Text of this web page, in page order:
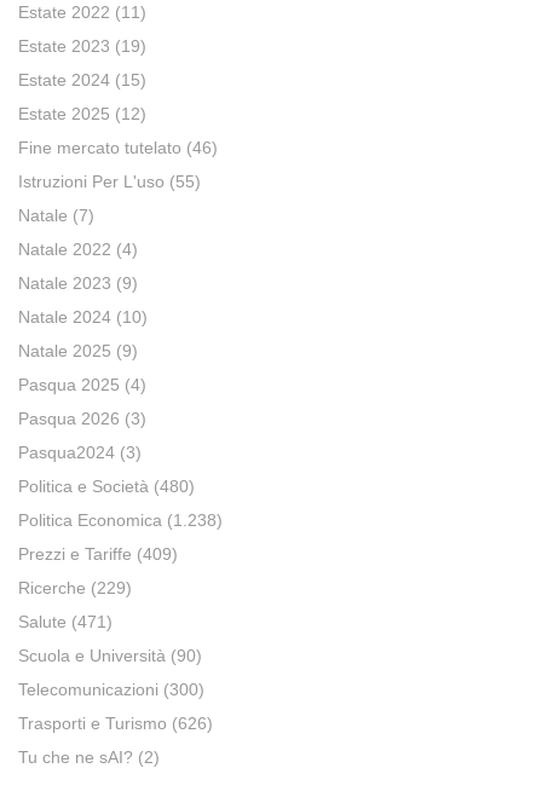
Estate 2022 (11)
Estate 2023 (19)
Estate 2024 (15)
Estate 2025 (12)
Fine mercato tutelato (46)
Istruzioni Per L'uso (55)
Natale (7)
Natale 2022 (4)
Natale 2023 (9)
Natale 2024 (10)
Natale 2025 (9)
Pasqua 2025 (4)
Pasqua 2026 (3)
Pasqua2024 (3)
Politica e Società (480)
Politica Economica (1.238)
Prezzi e Tariffe (409)
Ricerche (229)
Salute (471)
Scuola e Università (90)
Telecomunicazioni (300)
Trasporti e Turismo (626)
Tu che ne sAI? (2)